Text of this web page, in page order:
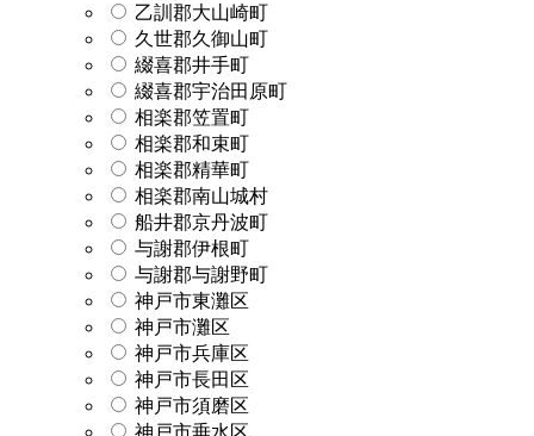
乙訓郡大山崎町
久世郡久御山町
綴喜郡井手町
綴喜郡宇治田原町
相楽郡笠置町
相楽郡和束町
相楽郡精華町
相楽郡南山城村
船井郡京丹波町
与謝郡伊根町
与謝郡与謝野町
神戸市東灘区
神戸市灘区
神戸市兵庫区
神戸市長田区
神戸市須磨区
神戸市垂水区